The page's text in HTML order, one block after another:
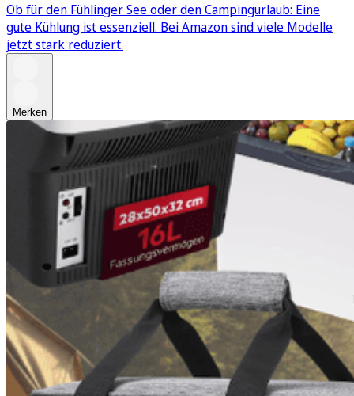
Ob für den Fühlinger See oder den Campingurlaub: Eine
gute Kühlung ist essenziell. Bei Amazon sind viele Modelle
jetzt stark reduziert.
Merken